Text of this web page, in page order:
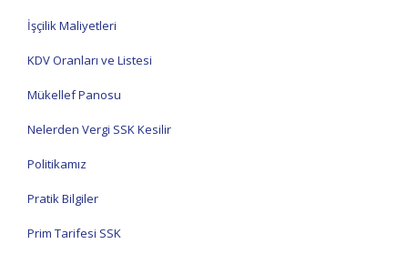
İşçilik Maliyetleri
KDV Oranları ve Listesi
Mükellef Panosu
Nelerden Vergi SSK Kesilir
Politikamız
Pratik Bilgiler
Prim Tarifesi SSK